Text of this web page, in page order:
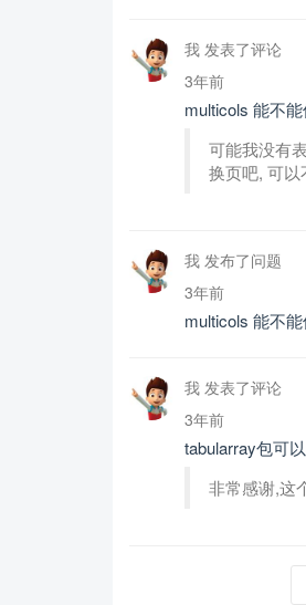
我 发表了评论
3年前
multicols 能不
可能我没有
换页吧, 可以
我 发布了问题
3年前
multicols 能不
我 发表了评论
3年前
tabularray包可
非常感谢,这